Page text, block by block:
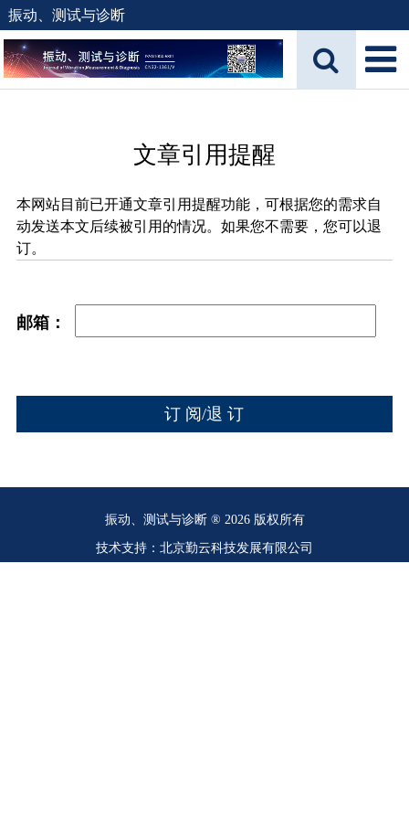
振动、测试与诊断
文章引用提醒
本网站目前已开通文章引用提醒功能，可根据您的需求自
动发送本文后续被引用的情况。如果您不需要，您可以退
订。
邮箱：
振动、测试与诊断 ® 2026 版权所有
技术支持：北京勤云科技发展有限公司